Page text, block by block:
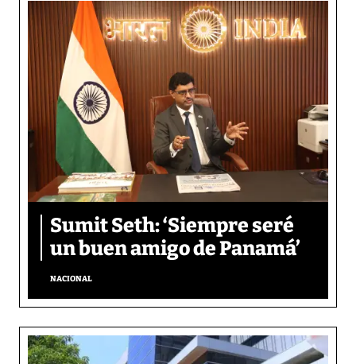
Sumit Seth: ‘Siempre seré
un buen amigo de Panamá’
NACIONAL